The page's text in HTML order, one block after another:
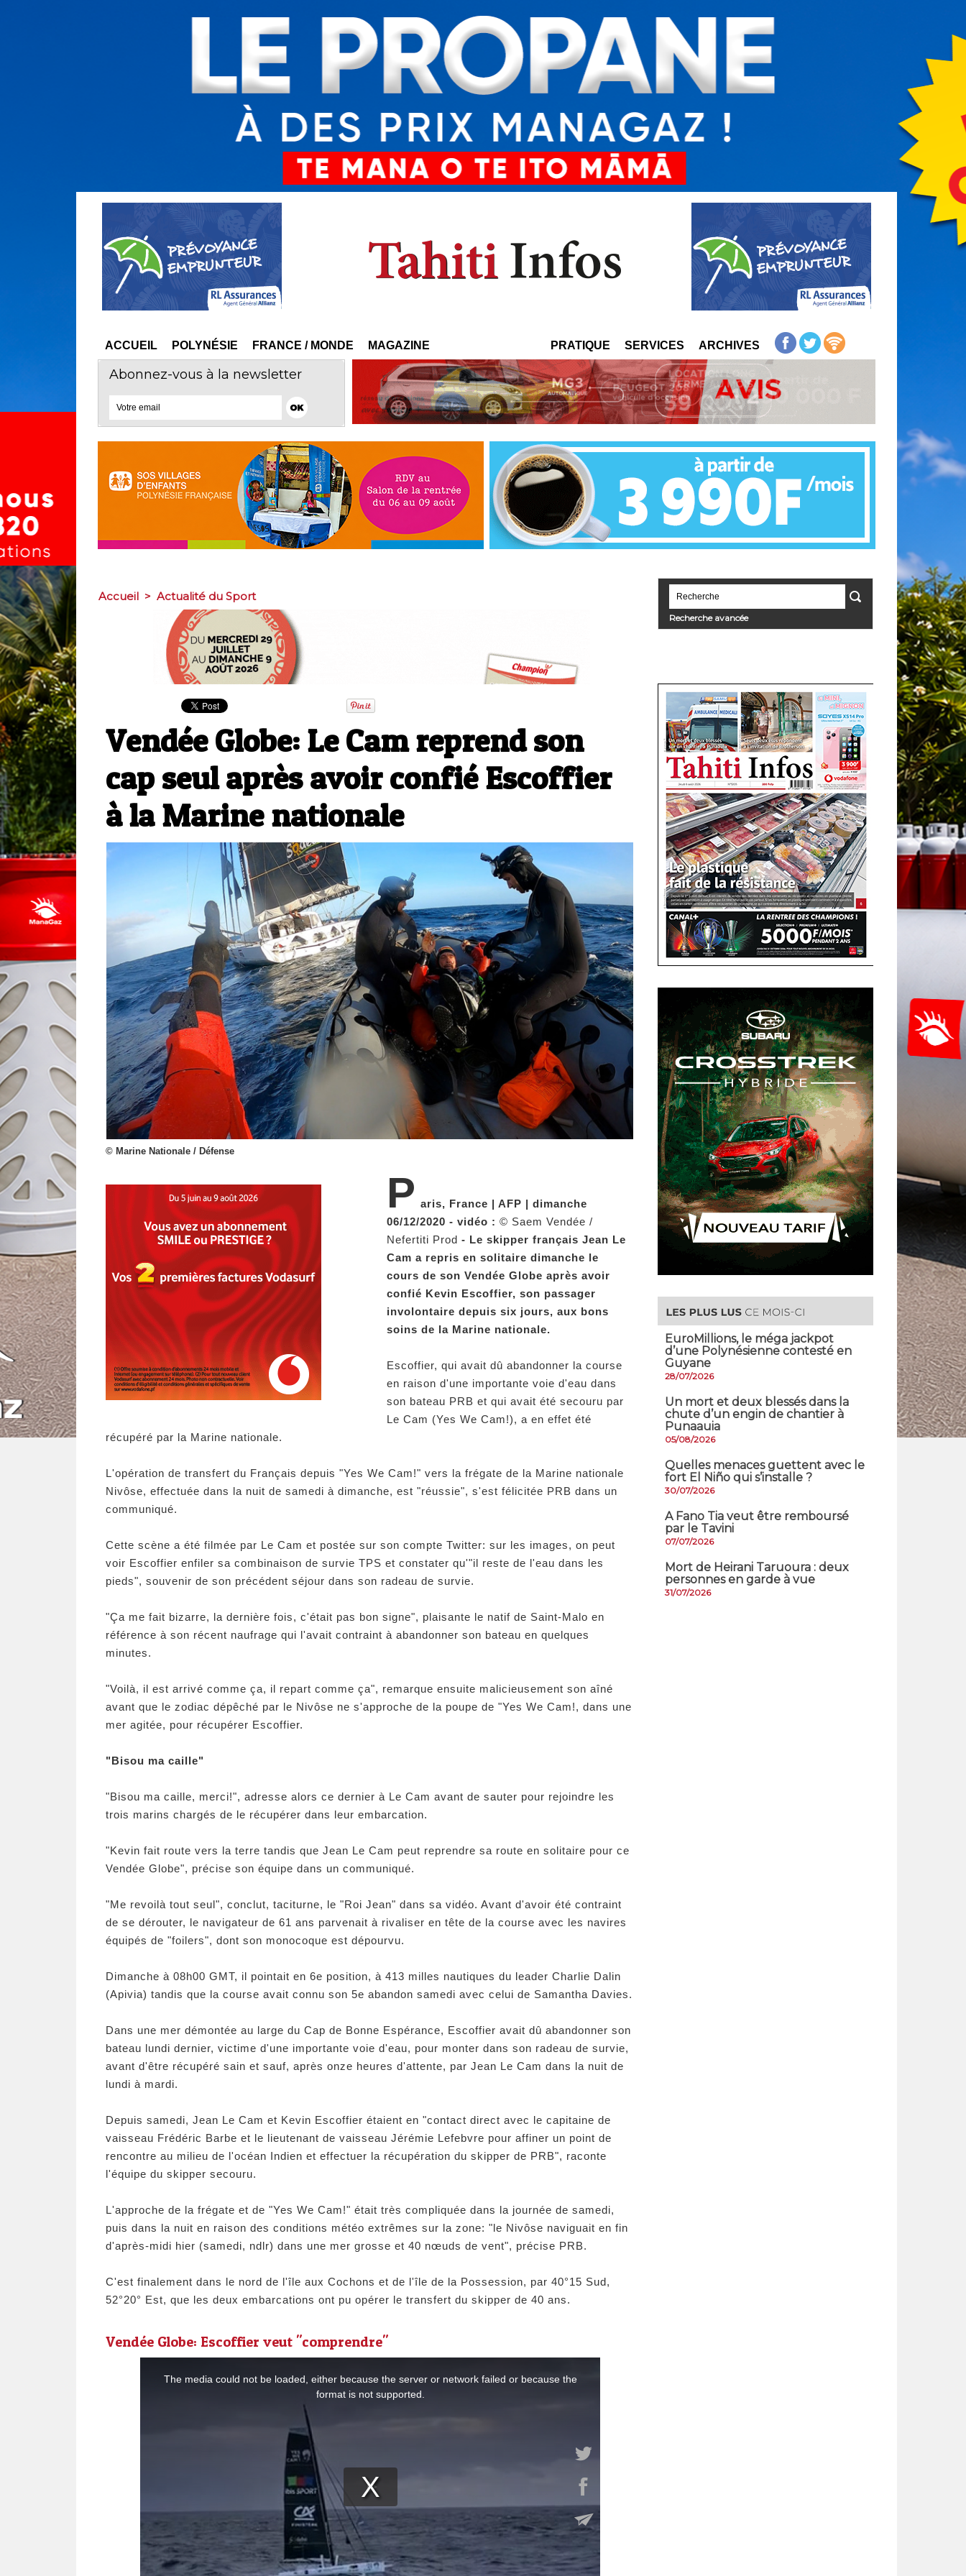
ACCUEIL POLYNÉSIE FRANCE / MONDE MAGAZINE PRATIQUE SERVICES ARCHIVES
Abonnez-vous à la newsletter
Accueil > Actualité du Sport
Vendée Globe: Le Cam reprend son
cap seul après avoir confié Escoffier
à la Marine nationale
© Marine Nationale / Défense
P aris, France | AFP | dimanche
06/12/2020 - vidéo : © Saem Vendée /
Nefertiti Prod - Le skipper français Jean Le
Cam a repris en solitaire dimanche le
cours de son Vendée Globe après avoir
confié Kevin Escoffier, son passager
involontaire depuis six jours, aux bons
soins de la Marine nationale.
Escoffier, qui avait dû abandonner la course
en raison d'une importante voie d'eau dans
son bateau PRB et qui avait été secouru par
Le Cam (Yes We Cam!), a en effet été
récupéré par la Marine nationale.
L'opération de transfert du Français depuis "Yes We Cam!" vers la frégate de la Marine nationale
Nivôse, effectuée dans la nuit de samedi à dimanche, est "réussie", s'est félicitée PRB dans un
communiqué.
Cette scène a été filmée par Le Cam et postée sur son compte Twitter: sur les images, on peut
voir Escoffier enfiler sa combinaison de survie TPS et constater qu'"il reste de l'eau dans les
pieds", souvenir de son précédent séjour dans son radeau de survie.
"Ça me fait bizarre, la dernière fois, c'était pas bon signe", plaisante le natif de Saint-Malo en
référence à son récent naufrage qui l'avait contraint à abandonner son bateau en quelques
minutes.
"Voilà, il est arrivé comme ça, il repart comme ça", remarque ensuite malicieusement son aîné
avant que le zodiac dépêché par le Nivôse ne s'approche de la poupe de "Yes We Cam!, dans une
mer agitée, pour récupérer Escoffier.
"Bisou ma caille"
"Bisou ma caille, merci!", adresse alors ce dernier à Le Cam avant de sauter pour rejoindre les
trois marins chargés de le récupérer dans leur embarcation.
"Kevin fait route vers la terre tandis que Jean Le Cam peut reprendre sa route en solitaire pour ce
Vendée Globe", précise son équipe dans un communiqué.
"Me revoilà tout seul", conclut, taciturne, le "Roi Jean" dans sa vidéo. Avant d'avoir été contraint
de se dérouter, le navigateur de 61 ans parvenait à rivaliser en tête de la course avec les navires
équipés de "foilers", dont son monocoque est dépourvu.
Dimanche à 08h00 GMT, il pointait en 6e position, à 413 milles nautiques du leader Charlie Dalin
(Apivia) tandis que la course avait connu son 5e abandon samedi avec celui de Samantha Davies.
Dans une mer démontée au large du Cap de Bonne Espérance, Escoffier avait dû abandonner son
bateau lundi dernier, victime d'une importante voie d'eau, pour monter dans son radeau de survie,
avant d'être récupéré sain et sauf, après onze heures d'attente, par Jean Le Cam dans la nuit de
lundi à mardi.
Depuis samedi, Jean Le Cam et Kevin Escoffier étaient en "contact direct avec le capitaine de
vaisseau Frédéric Barbe et le lieutenant de vaisseau Jérémie Lefebvre pour affiner un point de
rencontre au milieu de l'océan Indien et effectuer la récupération du skipper de PRB", raconte
l'équipe du skipper secouru.
L'approche de la frégate et de "Yes We Cam!" était très compliquée dans la journée de samedi,
puis dans la nuit en raison des conditions météo extrêmes sur la zone: "le Nivôse naviguait en fin
d'après-midi hier (samedi, ndlr) dans une mer grosse et 40 nœuds de vent", précise PRB.
C'est finalement dans le nord de l'île aux Cochons et de l'île de la Possession, par 40°15 Sud,
52°20° Est, que les deux embarcations ont pu opérer le transfert du skipper de 40 ans.
Vendée Globe: Escoffier veut "comprendre"
Recherche avancée
EuroMillions, ​le méga jackpot
d’une Polynésienne contesté en
Guyane
28/07/2026
​Un mort et deux blessés dans la
chute d’un engin de chantier à
Punaauia
05/08/2026
Quelles menaces guettent avec le
fort El Niño qui s’installe ?
30/07/2026
A Fano Tia veut être remboursé
par le Tavini
07/07/2026
Mort de Heirani Taruoura : deux
personnes en garde à vue
31/07/2026